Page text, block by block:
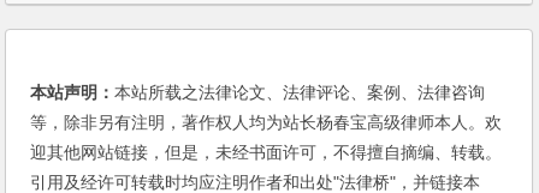
本站声明：本站所载之法律论文、法律评论、案例、法律咨询
等，除非另有注明，著作权人均为站长杨春宝高级律师本人。欢
迎其他网站链接，但是，未经书面许可，不得擅自摘编、转载。
引用及经许可转载时均应注明作者和出处"法律桥"，并链接本